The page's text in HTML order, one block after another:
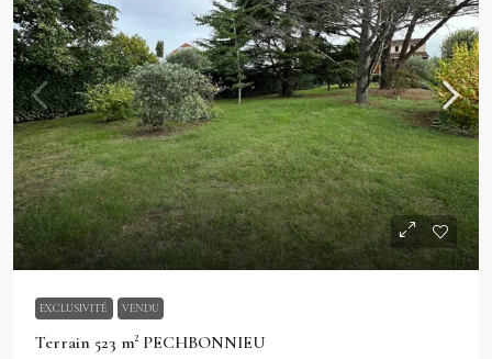
EXCLUSIVITÉ VENDU
Terrain 523 m² PECHBONNIEU